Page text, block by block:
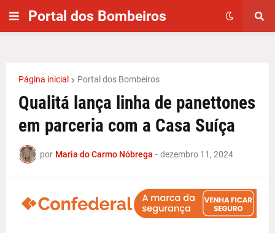
Portal dos Bombeiros
Página inicial Portal dos Bombeiros
Qualitá lança linha de panettones
em parceria com a Casa Suíça
por Maria do Carmo Nóbrega - dezembro 11, 2024